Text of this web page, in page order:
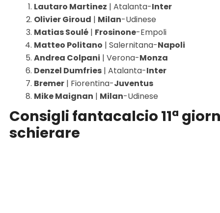
Lautaro Martinez | Atalanta-Inter
Olivier Giroud | Milan-Udinese
Matias Soulé| Frosinone-Empoli
Matteo Politano | Salernitana-Napoli
Andrea Colpani | Verona-Monza
Denzel Dumfries| Atalanta-Inter
Bremer| Fiorentina-Juventus
Mike Maignan | Milan-Udinese
Consigli fantacalcio 11ª
schierare